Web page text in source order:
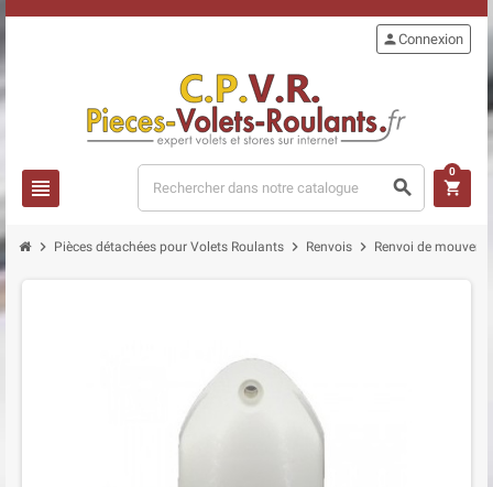
view_headline search
personConnexion
shopping_cart
0
chevron_right Pièces détachées pour Volets Roulants chevron_right Renvois chevron_right Renvoi de